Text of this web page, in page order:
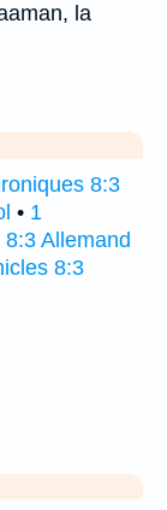
la
8:3
• 1
Allemand
8:3